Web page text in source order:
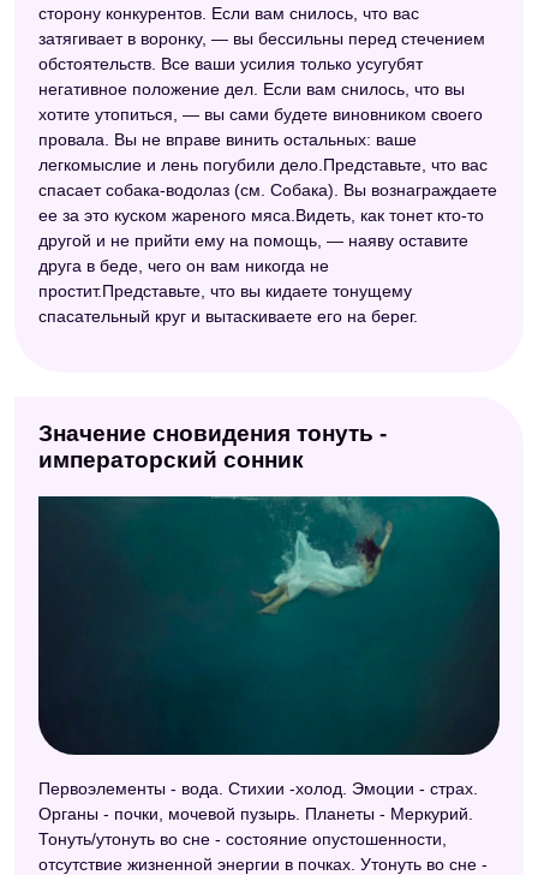
Сонник Таболкина
Сонник XXI века
Сонник 2012
Цыганский сонник
Самоучитель по толкованию снов
Электронный сонник
Старинный сонник
Сонник Кананита
Сонник идиом
Славянский сонник
Сонник толкователь снов
Новейший сонник
Сонник толкование снов
сторону конкурентов. Если вам снилось, что вас
затягивает в воронку, — вы бессильны перед стечением
обстоятельств. Все ваши усилия только усугубят
негативное положение дел. Если вам снилось, что вы
хотите утопиться, — вы сами будете виновником своего
провала. Вы не вправе винить остальных: ваше
легкомыслие и лень погубили дело.Представьте, что вас
спасает собака-водолаз (см. Собака). Вы вознаграждаете
ее за это куском жареного мяса.Видеть, как тонет кто-то
другой и не прийти ему на помощь, — наяву оставите
друга в беде, чего он вам никогда не
простит.Представьте, что вы кидаете тонущему
спасательный круг и вытаскиваете его на берег.
Значение сновидения тонуть -
императорский сонник
Первоэлементы - вода. Стихии -холод. Эмоции - страх.
Органы - почки, мочевой пузырь. Планеты - Меркурий.
Тонуть/утонуть во сне - состояние опустошенности,
отсутствие жизненной энергии в почках. Утонуть во сне -